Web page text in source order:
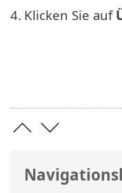
4. Klicken Sie auf